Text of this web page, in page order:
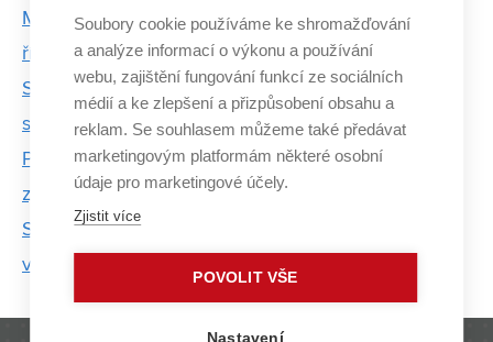
Meditace? Kdepak, s Dalajlámou tvrdě pracujeme,
říká doktorand Jiří Sázel
Stavaři radí Mongolům, jak využívat popílek ve
stavebních materiálech
Plasty v Antarktidě stárnou jinak. Unikátní výzkum
zjišťuje proč
Student VUT zhodnotí efektivnost solárního
vytápění v Himálaji
Soubory cookie používáme ke shromažďování
a analýze informací o výkonu a používání
webu, zajištění fungování funkcí ze sociálních
médií a ke zlepšení a přizpůsobení obsahu a
reklam. Se souhlasem můžeme také předávat
marketingovým platformám některé osobní
údaje pro marketingové účely.
Zjistit více
POVOLIT VŠE
Nastavení